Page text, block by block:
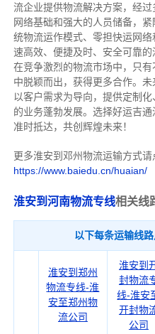
流企业提供物流解决方案，经
网络基础和强大的人员储备，
统物流运作模式、零担快运网
速高效、便捷及时、安全可靠的
在竞争激烈的物流市场中，只
中脱颖而出，获得更多合作。 未
以客户需求为导向，提供定制
的业务蓬勃发展。选择好运吉通
准时抵达，共创辉煌未来！
更多淮安到邓州物流运输方式
https://www.baiedu.cn/huaian/
淮安到河南物流专线相关线
以下每条运输线
淮安到郑州
物流专线-淮
安至郑州物
流公司
淮安到
封物流
线-淮安
开封物
公司